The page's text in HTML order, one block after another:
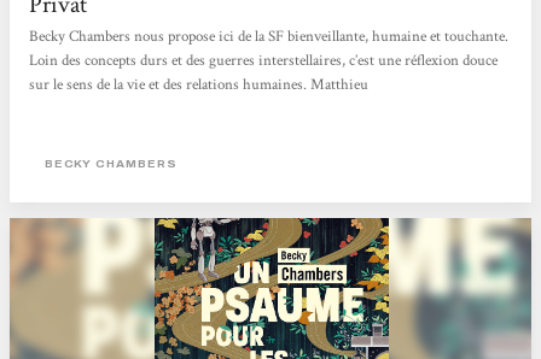
Becky Chambers nous propose ici de la SF bienveillante, humaine et touchante.
Loin des concepts durs et des guerres interstellaires, c’est une réflexion douce
sur le sens de la vie et des relations humaines. Matthieu
BECKY CHAMBERS